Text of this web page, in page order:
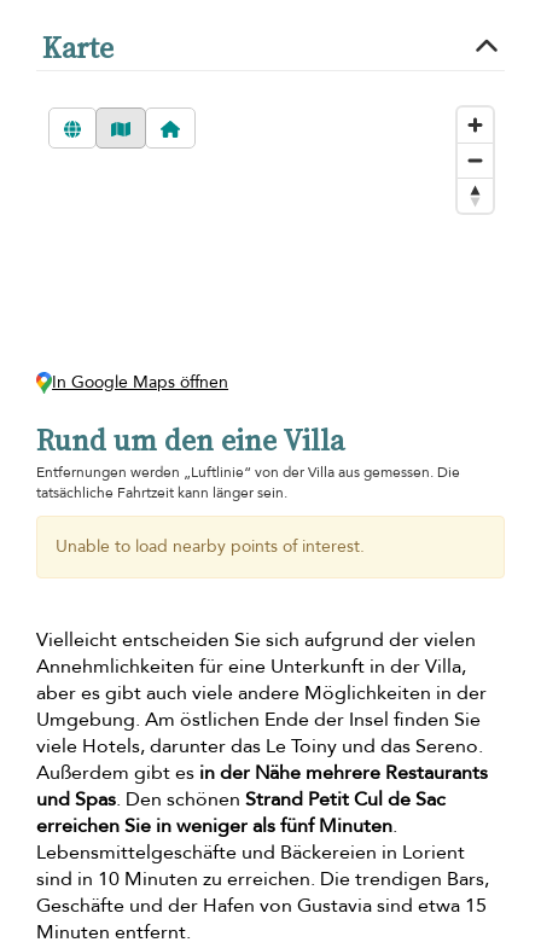
Karte
In Google Maps öffnen
Rund um den eine Villa
Entfernungen werden „Luftlinie“ von der Villa aus gemessen. Die
tatsächliche Fahrtzeit kann länger sein.
Unable to load nearby points of interest.
Vielleicht entscheiden Sie sich aufgrund der vielen
Annehmlichkeiten für eine Unterkunft in der Villa,
aber es gibt auch viele andere Möglichkeiten in der
Umgebung. Am östlichen Ende der Insel finden Sie
viele Hotels, darunter das Le Toiny und das Sereno.
Außerdem gibt es in der Nähe mehrere Restaurants
und Spas. Den schönen Strand Petit Cul de Sac
erreichen Sie in weniger als fünf Minuten.
Lebensmittelgeschäfte und Bäckereien in Lorient
sind in 10 Minuten zu erreichen. Die trendigen Bars,
Geschäfte und der Hafen von Gustavia sind etwa 15
Minuten entfernt.